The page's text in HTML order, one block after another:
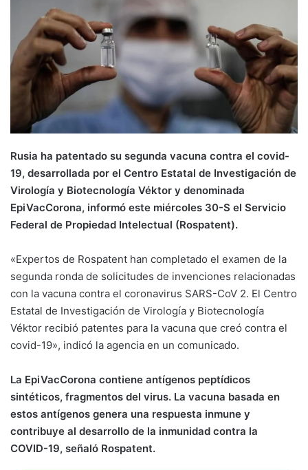
Rusia ha patentado su segunda vacuna contra el covid-
19, desarrollada por el Centro Estatal de Investigación de
Virología y Biotecnología Véktor y denominada
EpiVacCorona, informó este miércoles 30-S el Servicio
Federal de Propiedad Intelectual (Rospatent).
«Expertos de Rospatent han completado el examen de la
segunda ronda de solicitudes de invenciones relacionadas
con la vacuna contra el coronavirus SARS-CoV 2. El Centro
Estatal de Investigación de Virología y Biotecnología
Véktor recibió patentes para la vacuna que creó contra el
covid-19», indicó la agencia en un comunicado.
La EpiVacCorona contiene antígenos peptídicos
sintéticos, fragmentos del virus. La vacuna basada en
estos antígenos genera una respuesta inmune y
contribuye al desarrollo de la inmunidad contra la
COVID-19, señaló Rospatent.